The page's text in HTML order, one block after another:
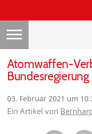
Atomwaffen-
03. Februar 2021 um
Ein Artikel von